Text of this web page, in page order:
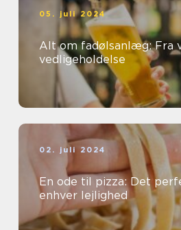
05. juli 2024
Alt om fadølsanlæg: Fra
vedligeholdelse
02. juli 2024
En ode til pizza: Det
enhver lejlighed